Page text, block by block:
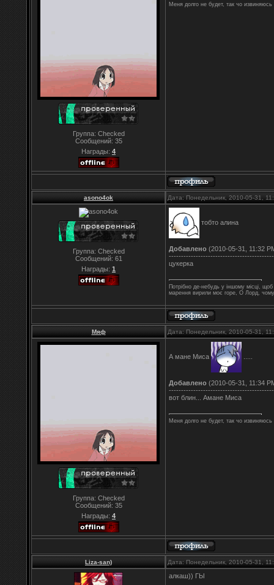
Группа: Checked
Сообщений: 35
Награды: 4
Меня долго не будет, так чо
asono4ok Дата: Понедельник, 2010-05-31,
Группа: Checked
Сообщений: 61
Награды: 1
тобто алина
Добавлено (2010-05-31, 11:32
цукерка
Потрібно де-небудь у іншому місці,
марення вирили моє горе, О Лорд,
Мяф Дата: Понедельник, 2010-05-31,
Группа: Checked
Сообщений: 35
Награды: 4
А мане Миса
Добавлено (2010-05-31, 11:34
вот блин... Амане Миса
Меня долго не будет, так чо
Liza-san) Дата: Понедельник, 2010-05-31,
алкаш)) ГЫ